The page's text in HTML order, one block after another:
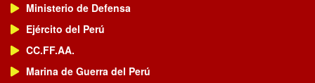
Ministerio de Defensa
Ejército del Perú
CC.FF.AA.
Marina de Guerra del Perú